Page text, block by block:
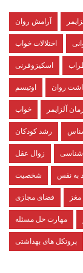
آرامش روان
اختلالات خواب
اسکیزوفرنی
اوتیسم روان
خواب آلزایمر
رشد کودکان
زوال عقل شناسی
شخصیت به نفس
فضای مجازی
مهارت حل مسئله
پروتکل های بهداشتی